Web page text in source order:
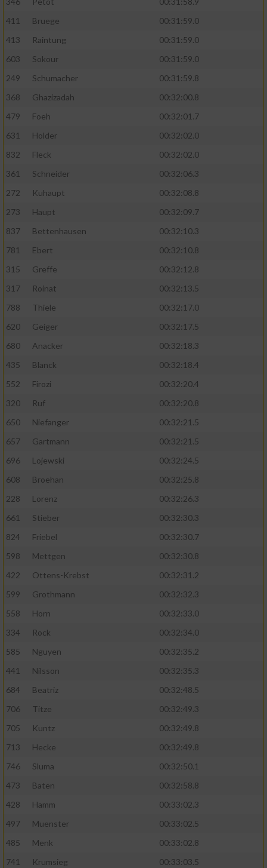
411
Bruege
00:31:59.0
413
Raintung
00:31:59.0
603
Sokour
00:31:59.0
249
Schumacher
00:31:59.8
368
Ghazizadah
00:32:00.8
479
Foeh
00:32:01.7
631
Holder
00:32:02.0
832
Fleck
00:32:02.0
361
Schneider
00:32:06.3
272
Kuhaupt
00:32:08.8
273
Haupt
00:32:09.7
837
Bettenhausen
00:32:10.3
781
Ebert
00:32:10.8
315
Greffe
00:32:12.8
317
Roinat
00:32:13.5
788
Thiele
00:32:17.0
620
Geiger
00:32:17.5
680
Anacker
00:32:18.3
435
Blanck
00:32:18.4
552
Firozi
00:32:20.4
320
Ruf
00:32:20.8
650
Niefanger
00:32:21.5
657
Gartmann
00:32:21.5
696
Lojewski
00:32:24.5
608
Broehan
00:32:25.8
228
Lorenz
00:32:26.3
661
Stieber
00:32:30.3
824
Friebel
00:32:30.7
598
Mettgen
00:32:30.8
422
Ottens-Krebst
00:32:31.2
599
Grothmann
00:32:32.3
558
Horn
00:32:33.0
334
Rock
00:32:34.0
585
Nguyen
00:32:35.2
441
Nilsson
00:32:35.3
684
Beatriz
00:32:48.5
706
Titze
00:32:49.3
705
Kuntz
00:32:49.8
713
Hecke
00:32:49.8
746
Sluma
00:32:50.1
473
Baten
00:32:58.8
428
Hamm
00:33:02.3
497
Muenster
00:33:02.5
485
Menk
00:33:02.8
741
Krumsieg
00:33:03.5